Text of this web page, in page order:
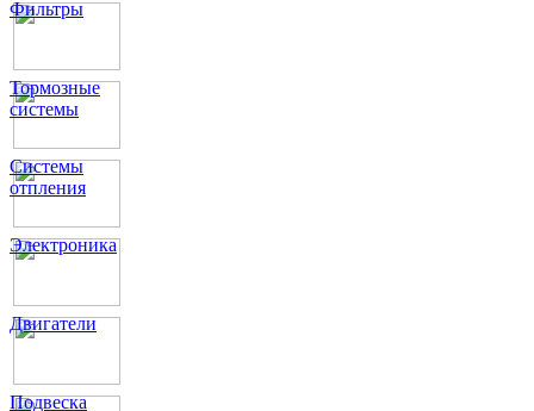
Фильтры
Тормозные
системы
Системы
отпления
Электроника
Двигатели
Подвеска